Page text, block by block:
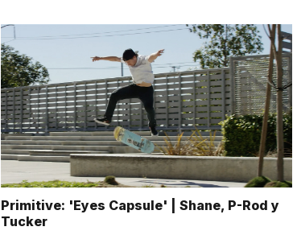
Primitive: 'Eyes Capsule' | Shane, P-Rod y
Tucker